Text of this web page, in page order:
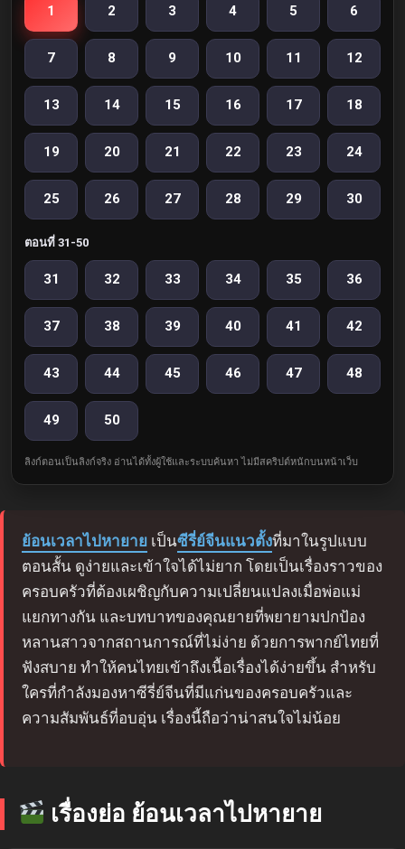
1 2 3 4 5 6
7 8 9 10 11 12
13 14 15 16 17 18
19 20 21 22 23 24
25 26 27 28 29 30
ตอนที่ 31-50
31 32 33 34 35 36
37 38 39 40 41 42
43 44 45 46 47 48
49 50
ลิงก์ตอนเป็นลิงก์จริง อ่านได้ทั้งผู้ใช้และระบบค้นหา ไม่มีสคริปต์หนักบนหน้าเว็บ
ย้อนเวลาไปหายาย เป็นซีรี่ย์จีนแนวตั้งที่มาในรูปแบบ
ตอนสั้น ดูง่ายและเข้าใจได้ไม่ยาก โดยเป็นเรื่องราวของ
ครอบครัวที่ต้องเผชิญกับความเปลี่ยนแปลงเมื่อพ่อแม่
แยกทางกัน และบทบาทของคุณยายที่พยายามปกป้อง
หลานสาวจากสถานการณ์ที่ไม่ง่าย ด้วยการพากย์ไทยที่
ฟังสบาย ทำให้คนไทยเข้าถึงเนื้อเรื่องได้ง่ายขึ้น สำหรับ
ใครที่กำลังมองหาซีรี่ย์จีนที่มีแก่นของครอบครัวและ
ความสัมพันธ์ที่อบอุ่น เรื่องนี้ถือว่าน่าสนใจไม่น้อย
เรื่องย่อ ย้อนเวลาไปหายาย